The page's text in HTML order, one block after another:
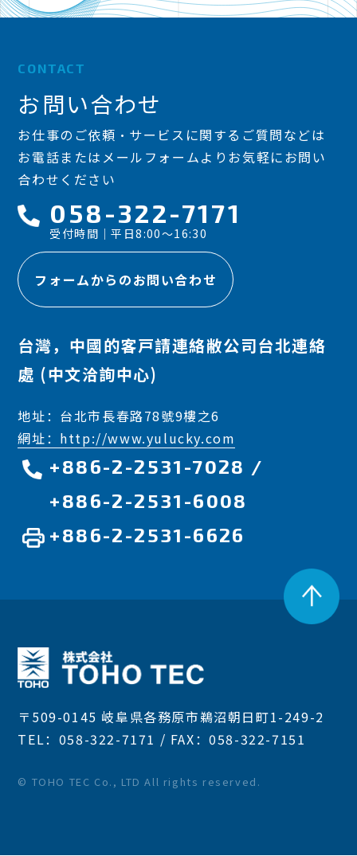
CONTACT
お問い合わせ
お仕事のご依頼・サービスに関するご質問などは
お電話またはメールフォームよりお気軽にお問い
合わせください
058-322-7171
受付時間｜平日8:00～16:30
フォームからのお問い合わせ
台灣，中國的客戸請連絡敝公司台北連絡
處 (中文洽詢中心)
地址：台北市長春路78號9樓之6
網址：http://www.yulucky.com
+886-2-2531-7028 /
+886-2-2531-6008
+886-2-2531-6626
〒509-0145 岐阜県各務原市鵜沼朝日町1-249-2
TEL：058-322-7171 / FAX：058-322-7151
© TOHO TEC Co., LTD All rights reserved.